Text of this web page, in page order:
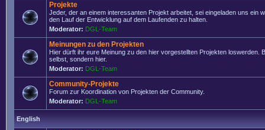
Projekte
Jeder, der an einem interessanten Projekt arbeitet, sei eingeladen uns ein
den Lauf der Entwicklung auf dem Laufenden zu halten.
Moderator: DGL-Team
Meinungen zu den Projekten
Hier dürft ihr eure Meinung zu den hier vorgestellten Projekten loswerden.
selbst, sondern hier.
Moderator: DGL-Team
Community-Projekte
Forum zur Koordination von Projekten der Community.
Moderator: DGL-Team
English